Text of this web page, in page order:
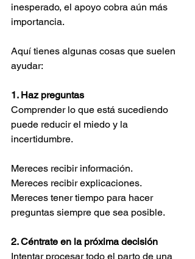
inesperado, el apoyo cobra aún más
importancia.
Aquí tienes algunas cosas que suelen
ayudar:
1. Haz preguntas
Comprender lo que está sucediendo
puede reducir el miedo y la
incertidumbre.
Mereces recibir información.
Mereces recibir explicaciones.
Mereces tener tiempo para hacer
preguntas siempre que sea posible.
2. Céntrate en la próxima decisión
Intentar procesar todo el parto de una